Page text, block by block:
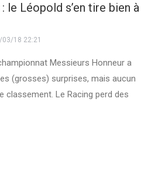
le Léopold s’en tire bien à
03/18 22:21
Messieurs Honneur a
(grosses) surprises, mais aucun
classement. Le Racing perd des